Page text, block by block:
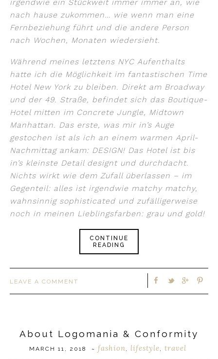
irgendwie ein Stückweit immer immer an, wie
nach hause zukommen… wie wenn man eine
Fernbeziehung führt und die andere Person
nach Wochen, Monaten wiedersieht.
Während meines letztens NYC Aufenthalts
hatte ich die Möglichkeit im fantastischen Time
Hotel New York zu bleiben. Direkt am Broadway
und der 49. Straße, befindet sich das Boutique-
Hotel mitten im Concrete Jungle, Midtown
Manhattan.
Das erste, was mir in’s Auge
gestochen ist als ich an einem warmen April-
Nachmittag ankam: DESIGN! Das Hotel ist bis
in’s kleinste Detail designt und durchdacht.
Nichts wirkt wie dem Zufall überlassen – im
Gegenteil: alles ist irgendwie matchy matchy,
wahnsinnig sophisticated und zufälligerweise
noch in meinen Lieblingsfarben: grau und gold!
CONTINUE
READING
LEAVE A COMMENT
About Logomania & Conformity
MARCH 11, 2018 ~ fashion, lifestyle, travel